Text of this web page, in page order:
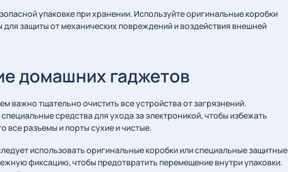
упаковке при хранении. Используйте оригинальные коробки
защиты от механических повреждений и воздействия внешней
домашних гаджетов
важно тщательно очистить все устройства от загрязнений.
средства для ухода за электроникой, чтобы избежать
все разъемы и порты сухие и чистые.
использовать оригинальные коробки или специальные защитные
фиксацию, чтобы предотвратить перемещение внутри упаковки.